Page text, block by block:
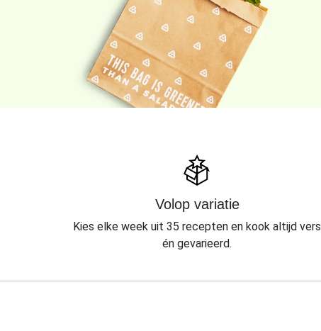
Volop variatie
Kies elke week uit 35 recepten en kook altijd vers
én gevarieerd.